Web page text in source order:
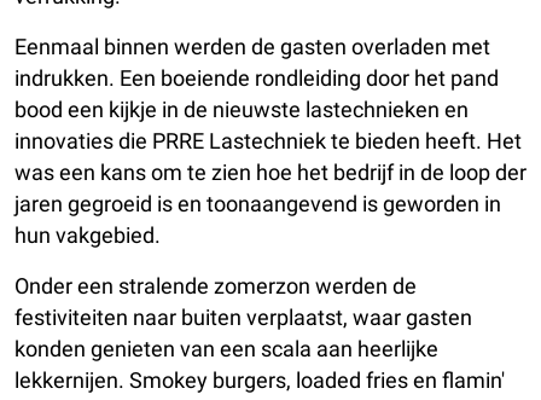
Eenmaal binnen werden de gasten overladen met
indrukken. Een boeiende rondleiding door het pand
bood een kijkje in de nieuwste lastechnieken en
innovaties die PRRE Lastechniek te bieden heeft. Het
was een kans om te zien hoe het bedrijf in de loop der
jaren gegroeid is en toonaangevend is geworden in
hun vakgebied.
Onder een stralende zomerzon werden de
festiviteiten naar buiten verplaatst, waar gasten
konden genieten van een scala aan heerlijke
lekkernijen. Smokey burgers, loaded fries en flamin'